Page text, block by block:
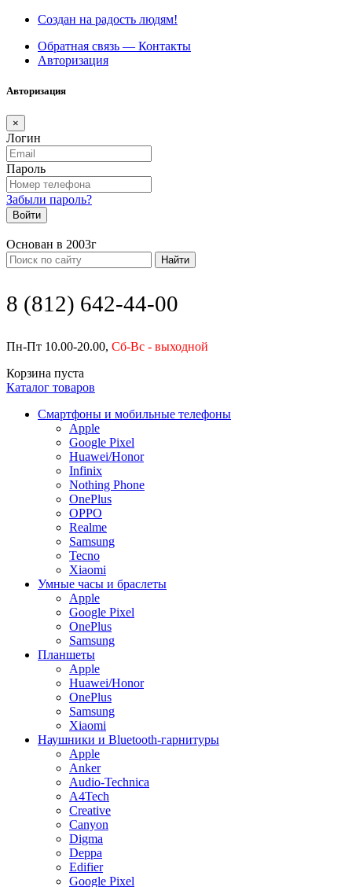
Создан на радость людям!
Обратная связь — Контакты
Авторизация
Авторизация
×
Логин
Пароль
Забыли пароль?
Войти
Основан в 2003г
Найти
8 (812) 642-44-00
Пн-Пт 10.00-20.00, Сб-Вс - выходной
Корзина пуста
Каталог товаров
Смартфоны и мобильные телефоны
Apple
Google Pixel
Huawei/Honor
Infinix
Nothing Phone
OnePlus
OPPO
Realme
Samsung
Tecno
Xiaomi
Умные часы и браслеты
Apple
Google Pixel
OnePlus
Samsung
Планшеты
Apple
Huawei/Honor
OnePlus
Samsung
Xiaomi
Наушники и Bluetooth-гарнитуры
Apple
Anker
Audio-Technica
A4Tech
Creative
Canyon
Digma
Deppa
Edifier
Google Pixel